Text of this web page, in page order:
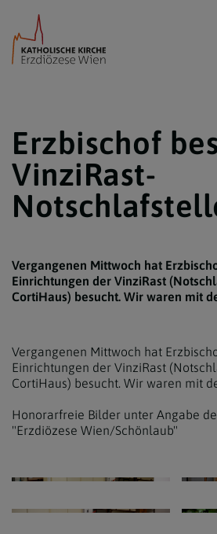
Erzbischof
VinziRast-
Vergangenen Mittwoch hat
Einrichtungen der VinziRast
CortiHaus) besucht. Wir waren mit
Vergangenen Mittwoch hat
Einrichtungen der VinziRast
CortiHaus) besucht. Wir waren mit
Honorarfreie Bilder unter Angabe
"Erzdiözese Wien/Schönlaub"